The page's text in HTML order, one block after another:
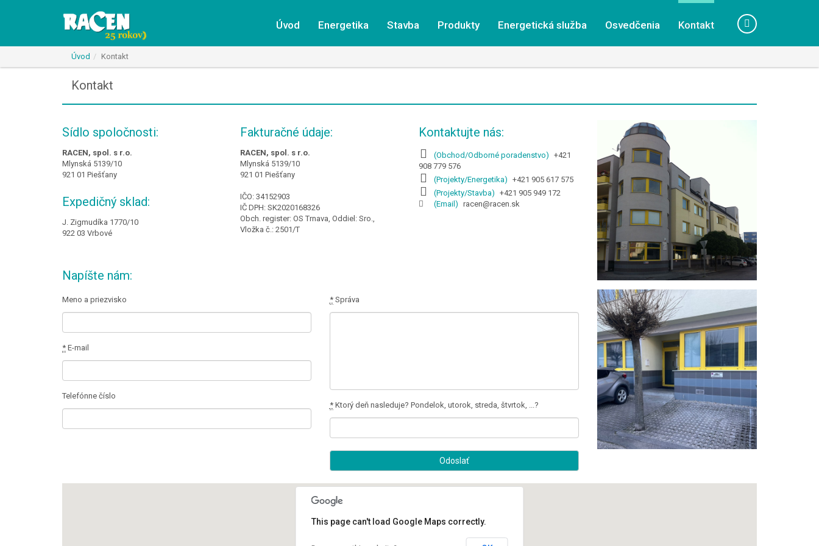
Racen
Úvod Energetika Stavba Produkty Energetická služba Osvedčenia Kontakt
Úvod Kontakt
Kontakt
Sídlo spoločnosti:
RACEN, spol. s r.o.
Mlynská 5139/10
921 01 Piešťany
Expedičný sklad:
J. Zigmudíka 1770/10
922 03 Vrbové
Fakturačné údaje:
RACEN, spol. s r.o.
Mlynská 5139/10
921 01 Piešťany
IČO: 34152903
IČ DPH: SK2020168326
Obch. register: OS Trnava, Oddiel: Sro.,
Vložka č.: 2501/T
Kontaktujte nás:
(Obchod/Odborné poradenstvo) +421
908 779 576
(Projekty/Energetika) +421 905 617 575
(Projekty/Stavba) +421 905 949 172
(Email) racen@racen.sk
Napíšte nám:
Meno a priezvisko
* E-mail
Telefónne číslo
*Správa
*Ktorý deň nasleduje? Pondelok, utorok, streda, štvrtok, ...?
This page can't load Google Maps correctly.